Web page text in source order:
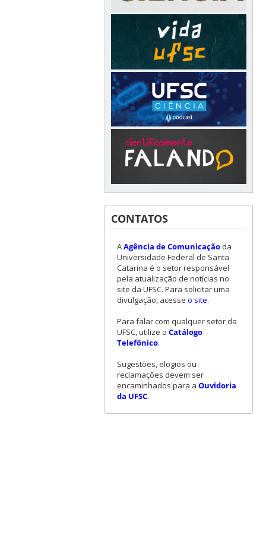
CONTATOS
AAgência de Comunicaçãoda
Universidade Federal de Santa
Catarina é o setor responsável
pela atualização de notícias no
site da UFSC. Para solicitar uma
divulgação, acesse o site.
Para falar com qualquer setor da
UFSC, utilize o Catálogo
Telefônico.
Sugestões, elogios ou
reclamações devem ser
encaminhados para a Ouvidoria
da UFSC.